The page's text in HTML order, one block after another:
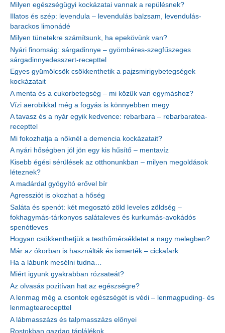
Milyen egészségügyi kockázatai vannak a repülésnek?
Illatos és szép: levendula – levendulás balzsam, levendulás-
barackos limonádé
Milyen tünetekre számítsunk, ha epekövünk van?
Nyári finomság: sárgadinnye – gyömbéres-szegfűszeges
sárgadinnyedesszert-recepttel
Egyes gyümölcsök csökkenthetik a pajzsmirigybetegségek
kockázatait
A menta és a cukorbetegség – mi közük van egymáshoz?
Vízi aerobikkal még a fogyás is könnyebben megy
A tavasz és a nyár egyik kedvence: rebarbara – rebarbaratea-
recepttel
Mi fokozhatja a nőknél a demencia kockázatait?
A nyári hőségben jól jön egy kis hűsítő – mentavíz
Kisebb égési sérülések az otthonunkban – milyen megoldások
léteznek?
A madárdal gyógyító erővel bír
Agressziót is okozhat a hőség
Saláta és spenót: két megosztó zöld leveles zöldség –
fokhagymás-tárkonyos salátaleves és kurkumás-avokádós
spenótleves
Hogyan csökkenthetjük a testhőmérsékletet a nagy melegben?
Már az ókorban is használták és ismerték – cickafark
Ha a lábunk mesélni tudna…
Miért igyunk gyakrabban rózsateát?
Az olvasás pozitívan hat az egészségre?
A lenmag még a csontok egészségét is védi – lenmagpuding- és
lenmagtearecepttel
A lábmasszázs és talpmasszázs előnyei
Rostokban gazdag táplálékok